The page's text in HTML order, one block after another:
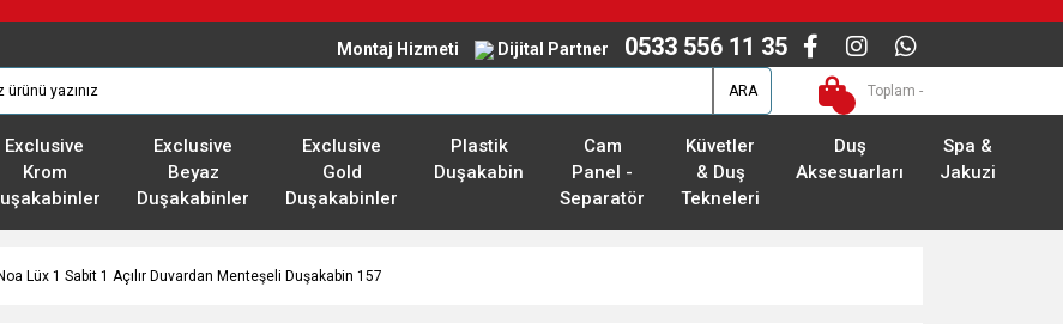
Montaj Hizmeti Dijital Partner 0533 556 11 35
ARA Toplam -
Exclusive
Krom
Exclusive
Beyaz
Duşakabinler
Exclusive
Gold
Duşakabinler
Plastik
Duşakabin
Cam
Panel -
Separatör
Küvetler
& Duş
Tekneleri
Duş
Aksesuarları
Spa &
Jakuzi
Noa Lüx 1 Sabit 1 Açılır Duvardan Menteşeli Duşakabin 157